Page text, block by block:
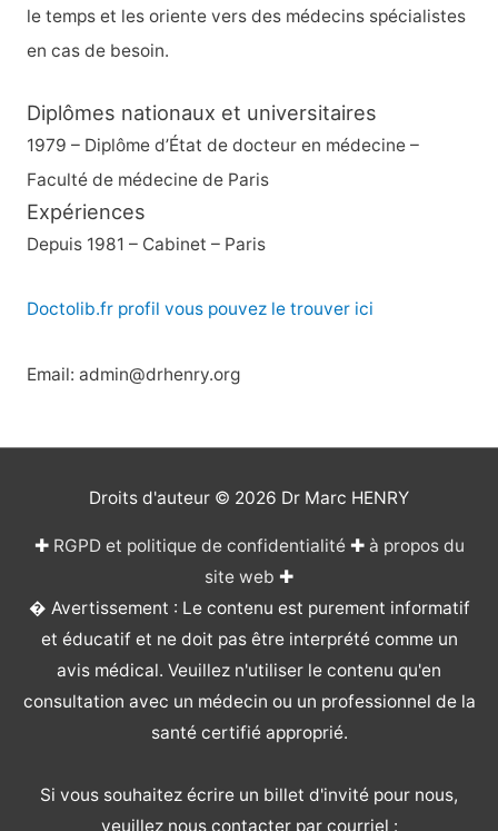
le temps et les oriente vers des médecins spécialistes
en cas de besoin.
Diplômes nationaux et universitaires
1979 – Diplôme d’État de docteur en médecine –
Faculté de médecine de Paris
Expériences
Depuis 1981 – Cabinet – Paris
Doctolib.fr profil vous pouvez le trouver ici
Email: admin@drhenry.org
Droits d'auteur © 2026 Dr Marc HENRY
✚ RGPD et politique de confidentialité✚ à propos du
site web ✚
� Avertissement : Le contenu est purement informatif
et éducatif et ne doit pas être interprété comme un
avis médical. Veuillez n'utiliser le contenu qu'en
consultation avec un médecin ou un professionnel de la
santé certifié approprié.
Si vous souhaitez écrire un billet d'invité pour nous,
veuillez nous contacter par courriel :